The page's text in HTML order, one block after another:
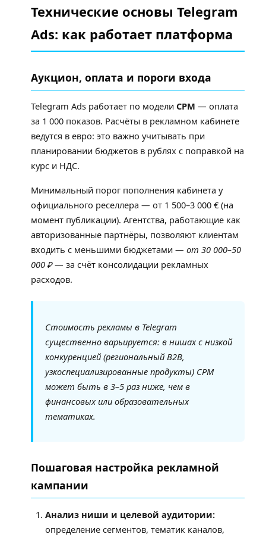
Технические основы Telegram
Ads: как работает платформа
Аукцион, оплата и пороги входа
Telegram Ads работает по модели CPM — оплата
за 1 000 показов. Расчёты в рекламном кабинете
ведутся в евро: это важно учитывать при
планировании бюджетов в рублях с поправкой на
курс и НДС.
Минимальный порог пополнения кабинета у
официального реселлера — от 1 500–3 000 € (на
момент публикации). Агентства, работающие как
авторизованные партнёры, позволяют клиентам
входить с меньшими бюджетами — от 30 000–50
000 ₽— за счёт консолидации рекламных
расходов.
Стоимость рекламы в Telegram
существенно варьируется: в нишах с низкой
конкуренцией (региональный B2B,
узкоспециализированные продукты) CPM
может быть в 3–5 раз ниже, чем в
финансовых или образовательных
тематиках.
Пошаговая настройка рекламной
кампании
Анализ ниши и целевой аудитории:
определение сегментов, тематик каналов,